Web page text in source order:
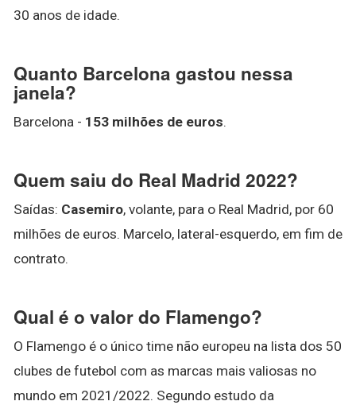
30 anos de idade.
Quanto Barcelona gastou nessa
janela?
Barcelona - 153 milhões de euros.
Quem saiu do Real Madrid 2022?
Saídas: Casemiro, volante, para o Real Madrid, por 60
milhões de euros. Marcelo, lateral-esquerdo, em fim de
contrato.
Qual é o valor do Flamengo?
O Flamengo é o único time não europeu na lista dos 50
clubes de futebol com as marcas mais valiosas no
mundo em 2021/2022. Segundo estudo da